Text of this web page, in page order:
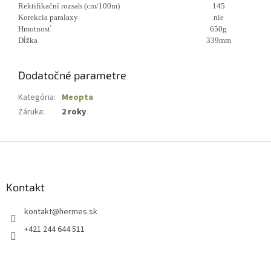
Rektifikační rozsah (cm/100m)
145
Korekcia paralaxy
nie
Hmotnosť
650g
Dĺžka
339mm
Dodatočné parametre
Kategória: Meopta
Záruka: 2 roky
Kontakt
kontakt@hermes.sk
+421 244 644 511